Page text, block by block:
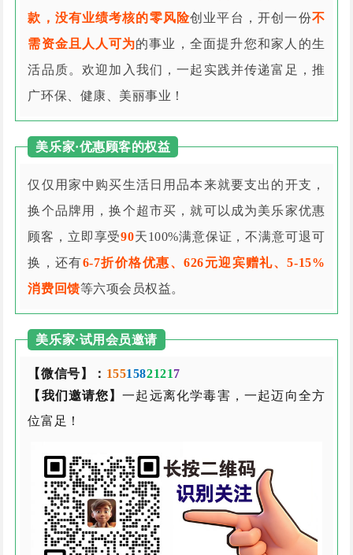
款，没有业绩考核的零风险创业平台，开创一份不
需资金且人人可为的事业，全面提升您和家人的生
活品质。欢迎加入我们，一起实践并传递富足，推
广环保、健康、美丽事业！
美乐家·优惠顾客的权益
仅仅用家中购买生活日用品本来就要支出的开支，
换个品牌用，换个超市买，就可以成为美乐家优惠
顾客，立即享受90天100%满意保证，不满意可退可
换，还有6-7折价格优惠、626元迎宾赠礼、5-15%
消费回馈等六项会员权益。
美乐家·试用会员邀请
【微信号】： 15515821217
【我们邀请您】一起远离化学毒害，一起迈向全方
位富足！